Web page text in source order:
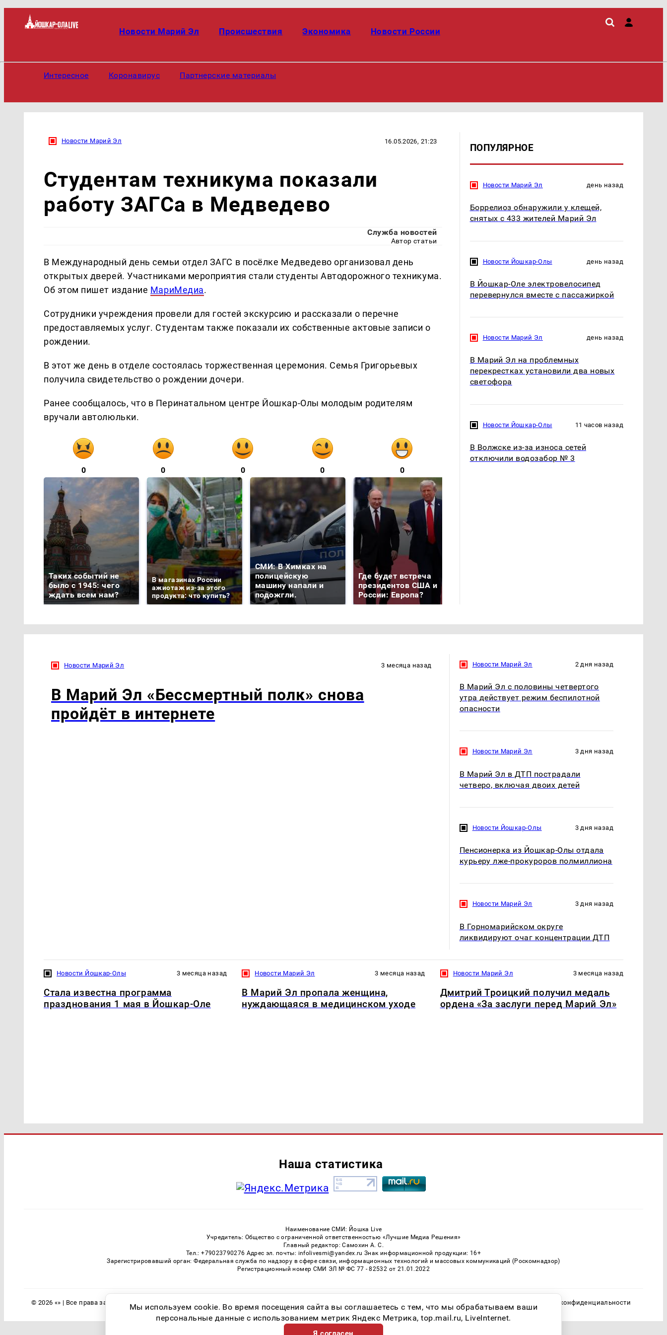
Новости Марий Эл Происшествия Экономика Новости России
Интересное Коронавирус Партнерские материалы
Новости Марий Эл 16.05.2026, 21:23
Студентам техникума показали
работу ЗАГСа в Медведево
Служба новостей
Автор статьи
В Международный день семьи отдел ЗАГС в посёлке Медведево организовал день
открытых дверей. Участниками мероприятия стали студенты Автодорожного техникума.
Об этом пишет издание МариМедиа.
Сотрудники учреждения провели для гостей экскурсию и рассказали о перечне
предоставляемых услуг. Студентам также показали их собственные актовые записи о
рождении.
В этот же день в отделе состоялась торжественная церемония. Семья Григорьевых
получила свидетельство о рождении дочери.
Ранее сообщалось, что в Перинатальном центре Йошкар-Олы молодым родителям
вручали автолюльки.
0 0 0 0 0
Таких событий не
было с 1945: чего
ждать всем нам?
В магазинах России
ажиотаж из-за этого
продукта: что купить?
СМИ: В Химках на
полицейскую
машину напали и
подожгли.
Где будет встреча
президентов США и
России: Европа?
ПОПУЛЯРНОЕ
Новости Марий Эл день назад
Боррелиоз обнаружили у клещей,
снятых с 433 жителей Марий Эл
Новости Йошкар-Олы день назад
В Йошкар-Оле электровелосипед
перевернулся вместе с пассажиркой
Новости Марий Эл день назад
В Марий Эл на проблемных
перекрестках установили два новых
светофора
Новости Йошкар-Олы 11 часов назад
В Волжске из-за износа сетей
отключили водозабор № 3
Новости Марий Эл 3 месяца назад
В Марий Эл «Бессмертный полк» снова
пройдёт в интернете
Новости Марий Эл 2 дня назад
В Марий Эл с половины четвертого
утра действует режим беспилотной
опасности
Новости Марий Эл 3 дня назад
В Марий Эл в ДТП пострадали
четверо, включая двоих детей
Новости Йошкар-Олы 3 дня назад
Пенсионерка из Йошкар-Олы отдала
курьеру лже-прокуроров полмиллиона
Новости Марий Эл 3 дня назад
В Горномарийском округе
ликвидируют очаг концентрации ДТП
Новости Йошкар-Олы 3 месяца назад
Стала известна программа
празднования 1 мая в Йошкар-Оле
Новости Марий Эл 3 месяца назад
В Марий Эл пропала женщина,
нуждающаяся в медицинском уходе
Новости Марий Эл 3 месяца назад
Дмитрий Троицкий получил медаль
ордена «За заслуги перед Марий Эл»
Наша статистика
Наименование СМИ: Йошка Live
Учредитель: Общество с ограниченной ответственностью «Лучшие Медиа Решения»
Главный редактор: Самохин А. С.
Тел.: +79023790276 Адрес эл. почты: infolivesmi@yandex.ru Знак информационной продукции: 16+
Зарегистрировавший орган: Федеральная служба по надзору в сфере связи, информационных технологий и массовых коммуникаций (Роскомнадзор)
Регистрационный номер СМИ ЭЛ № ФС 77 - 82532 от 21.01.2022
© 2026 «» | Все права защищены Возрастная категория сайта 16+ Политика конфиденциальности
Мы используем cookie. Во время посещения сайта вы соглашаетесь с тем, что мы обрабатываем ваши
персональные данные с использованием метрик Яндекс Метрика, top.mail.ru, LiveInternet.